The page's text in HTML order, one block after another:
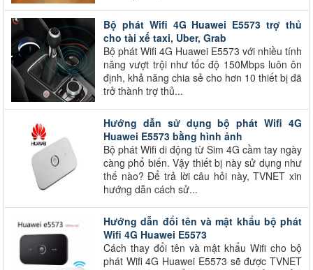
Bộ phát Wifi 4G Huawei E5573 trợ thủ
cho tài xế taxi, Uber, Grab
Bộ phát Wifi 4G Huawei E5573 với nhiều tính
năng vượt trội như tốc độ 150Mbps luôn ôn
định, khả năng chia sẻ cho hơn 10 thiết bị đã
trở thành trợ thủ...
Hướng dẫn sử dụng bộ phát Wifi 4G
Huawei E5573 bằng hình ảnh
Bộ phát Wifi di động từ Sim 4G cầm tay ngày
càng phổ biến. Vậy thiết bị này sử dụng như
thế nào? Để trả lời câu hỏi này, TVNET xin
hướng dẫn cách sử...
Hướng dẫn đổi tên và mật khẩu bộ phát
Wifi 4G Huawei E5573
Cách thay đổi tên và mật khẩu Wifi cho bộ
phát Wifi 4G Huawei E5573 sẽ được TVNET